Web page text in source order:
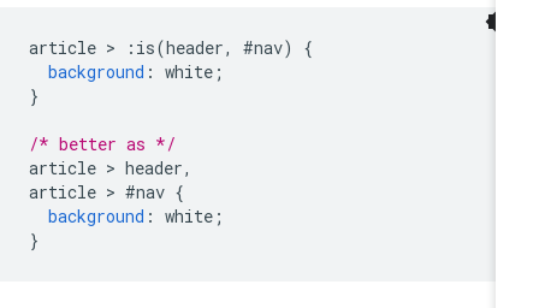
article > :is(header, #nav
background: white
/* better as */
article > header
article > # nav
background: white